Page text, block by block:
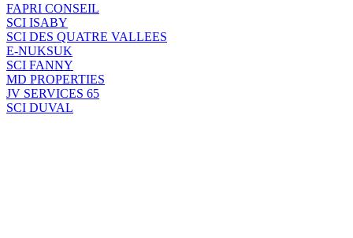
FAPRI CONSEIL
SCI ISABY
SCI DES QUATRE VALLEES
E-NUKSUK
SCI FANNY
MD PROPERTIES
JV SERVICES 65
SCI DUVAL